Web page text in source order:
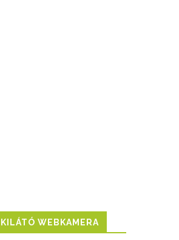
WEBKAMERA